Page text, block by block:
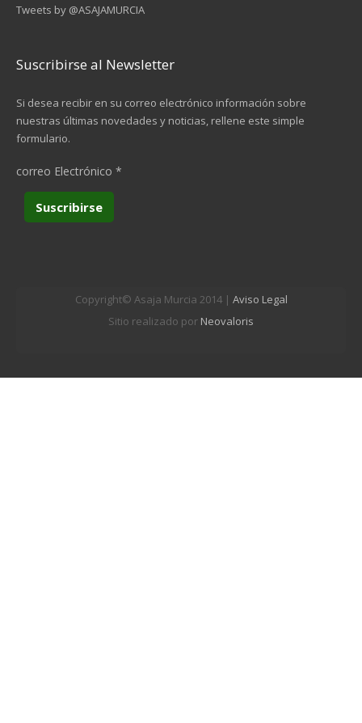
Tweets by @ASAJAMURCIA
Suscribirse al Newsletter
Si desea recibir en su correo electrónico información sobre
nuestras últimas novedades y noticias, rellene este simple
formulario.
correo Electrónico *
Copyright© Asaja Murcia 2014 | Aviso Legal
Sitio realizado por Neovaloris